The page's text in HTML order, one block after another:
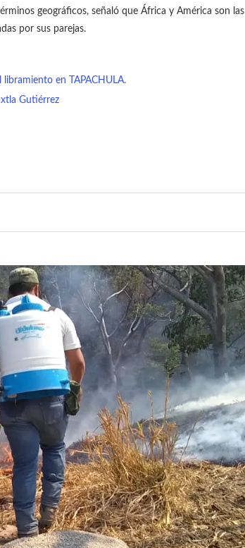
geográficos, señaló que África y América son las
por sus parejas.
en TAPACHULA.
Gutiérrez